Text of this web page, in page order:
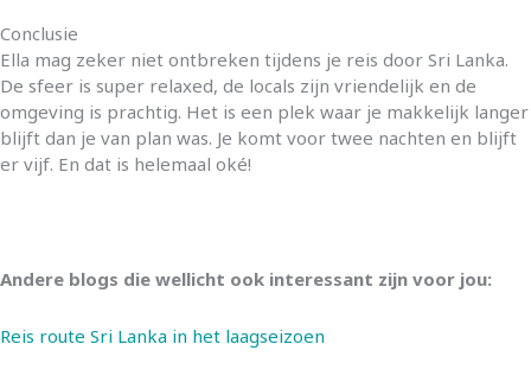
Conclusie
Ella mag zeker niet ontbreken tijdens je reis door Sri Lanka.
De sfeer is super relaxed, de locals zijn vriendelijk en de
omgeving is prachtig. Het is een plek waar je makkelijk langer
blijft dan je van plan was. Je komt voor twee nachten en blijft
er vijf. En dat is helemaal oké!
Andere blogs die wellicht ook interessant zijn voor jou:
Reis route Sri Lanka in het laagseizoen